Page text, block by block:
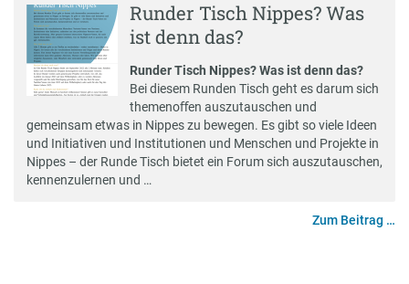
Runder Tisch Nippes? Was
ist denn das?
Runder Tisch Nippes? Was ist denn das?
Bei diesem Runden Tisch geht es darum sich
themenoﬀen auszutauschen und
gemeinsam etwas in Nippes zu bewegen. Es gibt so viele Ideen
und Initiativen und Institutionen und Menschen und Projekte in
Nippes – der Runde Tisch bietet ein Forum sich auszutauschen,
kennenzulernen und …
Zum Beitrag …